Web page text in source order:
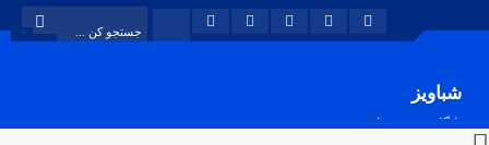
شباویز
پایگاه خبری شباویز